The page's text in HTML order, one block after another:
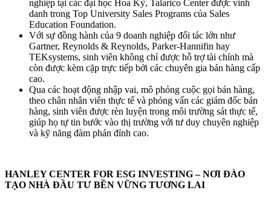
nghiệp tại các đại học Hoa Kỳ, Talarico Center được vinh
danh trong Top University Sales Programs của Sales
Education Foundation.
Với sự đồng hành của 9 doanh nghiệp đối tác lớn như
Gartner, Reynolds & Reynolds, Parker-Hannifin hay
TEKsystems, sinh viên không chỉ được hỗ trợ tài chính mà
còn được kèm cặp trực tiếp bởi các chuyên gia bán hàng cấp
cao.
Qua các hoạt động nhập vai, mô phỏng cuộc gọi bán hàng,
theo chân nhân viên thực tế và phỏng vấn các giám đốc bán
hàng, sinh viên được rèn luyện trong môi trường sát thực tế,
giúp họ tự tin bước vào thị trường với tư duy chuyên nghiệp
và kỹ năng đàm phán đỉnh cao.
HANLEY CENTER FOR ESG INVESTING – NƠI ĐÀO
TẠO NHÀ ĐẦU TƯ BỀN VỮNG TƯƠNG LAI